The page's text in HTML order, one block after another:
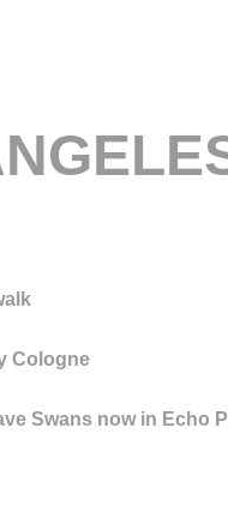
Cologne
Swans now in Echo